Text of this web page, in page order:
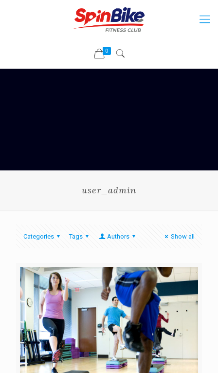
0
user_admin
Categories Tags Authors Show all